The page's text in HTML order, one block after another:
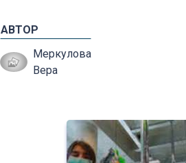
АВТОР
Меркулова
Вера